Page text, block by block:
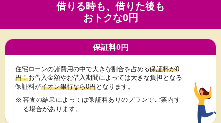
借りる時も、借りた後も
おトクな0円
保証料0円
住宅ローンの諸費用の中で大きな割合を占める保証料が0
円！お借入金額やお借入期間によっては大きな負担となる
保証料がイオン銀行なら0円となります。
※ 審査の結果によっては保証料ありのプランでご案内す
る場合があります。